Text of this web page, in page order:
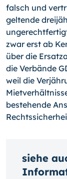
falsch und
geltende
zwar erst ab
über die
die Verbände
weil die
bestehende
siehe